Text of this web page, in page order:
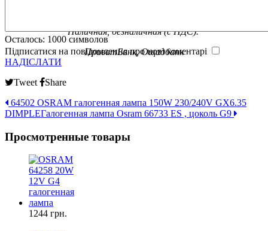
Наличная, безналичная (с НДС).
ПриватБанк, Ощадбанк
Осталось: 1000 символов
Підписатися на повідомлення про нові коментарі
НАДІСЛАТИ
Tweet
Share
64502 OSRAM галогенная лампа 150W 230/240V GX6.35
DIMPLEГалогенная лампа Osram 66733 ES , цоколь G9
Просмотренные товары
1244 грн.